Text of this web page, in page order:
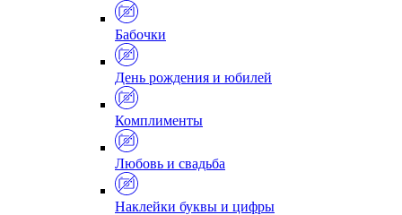
Бабочки
День рождения и юбилей
Комплименты
Любовь и свадьба
Наклейки буквы и цифры